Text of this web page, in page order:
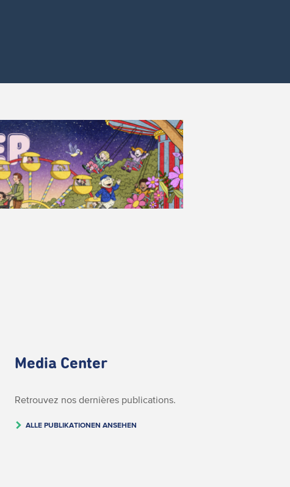
Media Center
Retrouvez nos dernières publications.
ALLE PUBLIKATIONEN ANSEHEN